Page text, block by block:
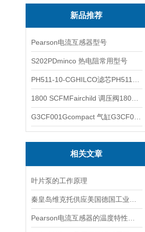
新品推荐
Pearson电流互感器型号
S202PDminco 热电阻常用型号
相关文章
叶片泵的工作原理